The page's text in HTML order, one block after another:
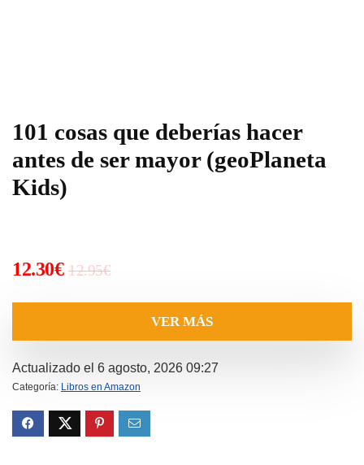
101 cosas que deberías hacer
antes de ser mayor (geoPlaneta
Kids)
12.95€El
original
era:
12.95€.
12.30€
El
actual
es:
12.30€.
VER MÁS
Actualizado el 6 agosto, 2026 09:27
Categoría: Libros en Amazon